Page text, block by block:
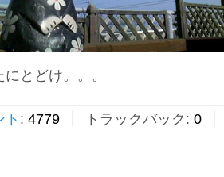
にとどけ。。。
ト : 4779 トラックバック: 0